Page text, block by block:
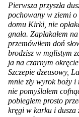
Pierwsza przyszła
pochowany w ziemi o
domu Kirki, nie
gnała. Zapłakałem
przemówiłem doń
brodzisz w mglistym
ja naczarnym
Szczepie dzeusowy,
mnie zły wyrok boży
nie pomyślałem
pobiegłem prosto
kręgi w karku i dusza